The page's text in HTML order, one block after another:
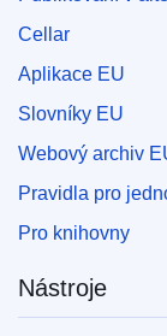
Cellar
Aplikace EU
Slovníky EU
Webový archiv
Pravidla pro
Pro knihovny
Nástroje